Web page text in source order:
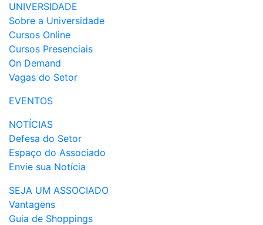
UNIVERSIDADE
Sobre a Universidade
Cursos Online
Cursos Presenciais
On Demand
Vagas do Setor
EVENTOS
NOTÍCIAS
Defesa do Setor
Espaço do Associado
Envie sua Notícia
SEJA UM ASSOCIADO
Vantagens
Guia de Shoppings